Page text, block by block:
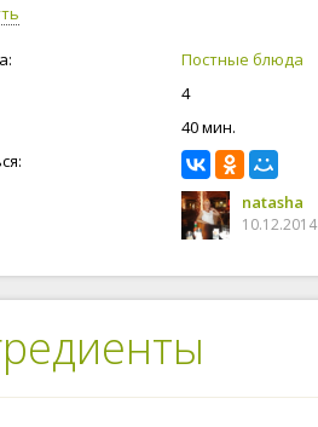
Постные блюда
4
40 мин.
natasha
10.12.2014